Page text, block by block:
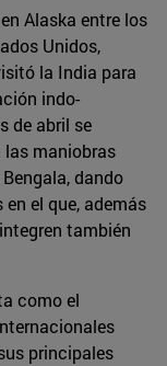
Alaska entre los
Unidos,
la India para
indo-
de abril se
maniobras
dando
el que, además
también
como el
principales